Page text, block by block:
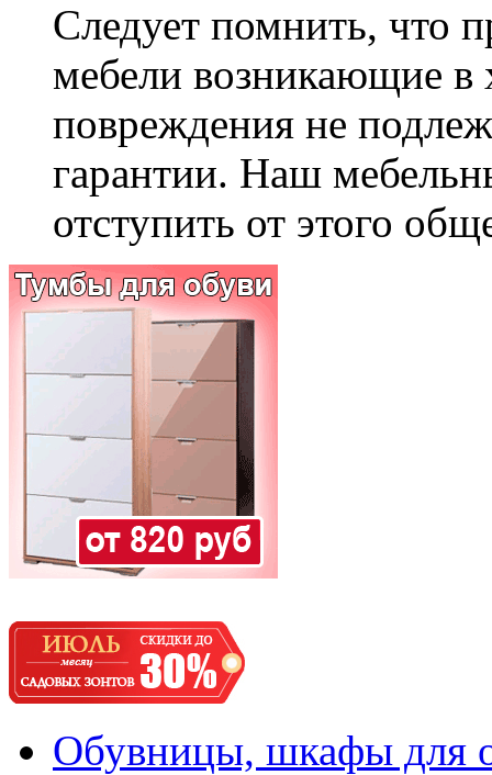
Следует помнить, что
мебели возникающие в
повреждения не
гарантии. Наш
отступить от этого
Обувницы, шкафы для